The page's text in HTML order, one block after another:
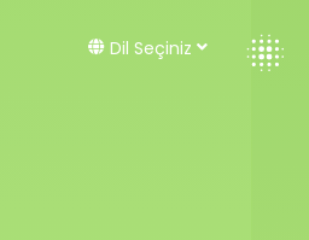
Dil Seçiniz